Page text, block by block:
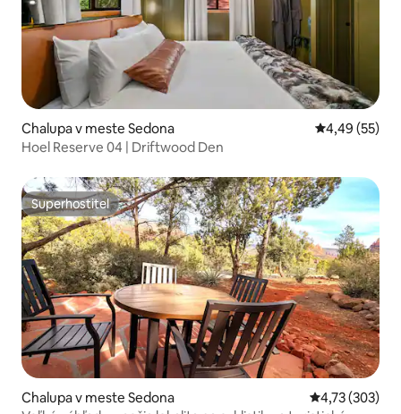
Chalupa v meste Sedona Priemerné
4,49 (55)
Hoel Reserve 04 | Driftwood Den
Superhostiteľ
Superhostiteľ
Chalupa v meste Sedona Priemerné
4,73 (303)